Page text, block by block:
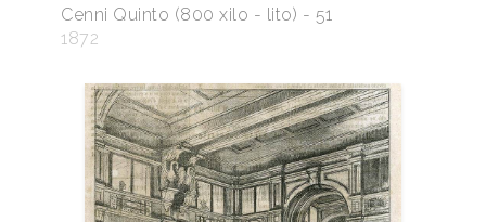
Cenni Quinto (800 xilo - lito) - 51
1872